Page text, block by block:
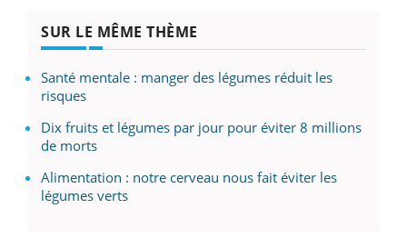
SUR LE MÊME THÈME
Santé mentale : manger des légumes réduit les
risques
Dix fruits et légumes par jour pour éviter 8 millions
de morts
Alimentation : notre cerveau nous fait éviter les
légumes verts